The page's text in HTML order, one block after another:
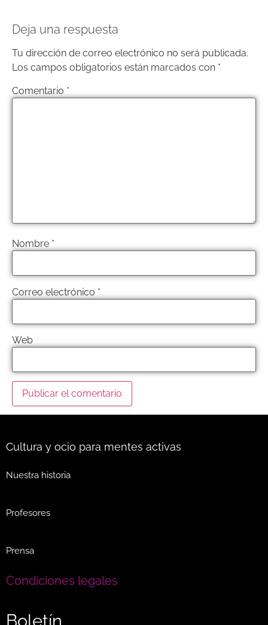
Deja una respuesta
Tu dirección de correo electrónico no será publicada.
Los campos obligatorios están marcados con *
Comentario *
Nombre *
Correo electrónico *
Web
Cultura y ocio para mentes activas
Nuestra historia
Profesores
Prensa
Condiciones legales